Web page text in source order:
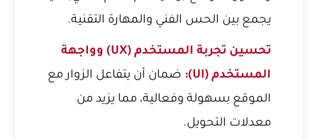
يجمع بين الحس الفني والمهارة التقنية.
تحسين تجربة المستخدم (UX) وواجهة
المستخدم (UI):
ضمان أن يتفاعل الزوار مع
الموقع بسهولة وفعالية، مما يزيد من
معدلات التحويل.